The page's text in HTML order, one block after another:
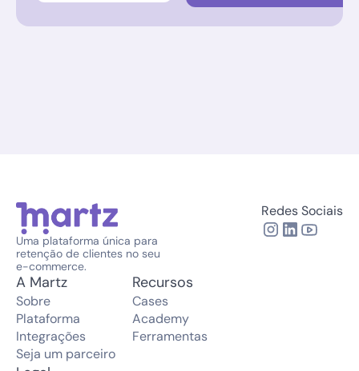
Uma plataforma única para
retenção de clientes no seu
e-commerce.
Redes Sociais
A Martz
Sobre
Plataforma
Integrações
Seja um parceiro
Recursos
Cases
Academy
Ferramentas